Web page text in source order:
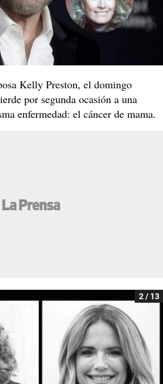
Kelly Preston, el domingo
por segunda ocasión a una
enfermedad: el cáncer de mama.
2 / 13